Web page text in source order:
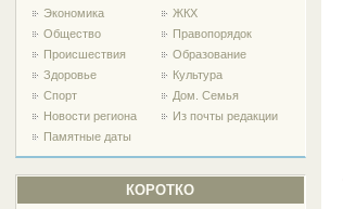
Экономика
ЖКХ
Общество
Правопорядок
Проиcшествия
Образование
Здоровье
Культура
Спорт
Дом. Семья
Новости региона
Из почты редакции
Памятные даты
КОРОТКО